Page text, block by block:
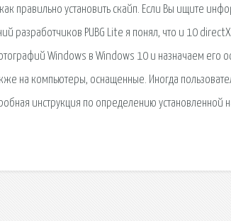
правильно установить скайп. Если Вы ищите
разработчиков PUBG Lite я понял, что и 10
Windows в Windows 10 и назначаем его
на компьютеры, оснащенные. Иногда
инструкция по определению